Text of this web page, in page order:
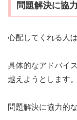
問題解決に協
心配してくれる人
具体的なアドバイ
越えようとします。
問題解決に協力的